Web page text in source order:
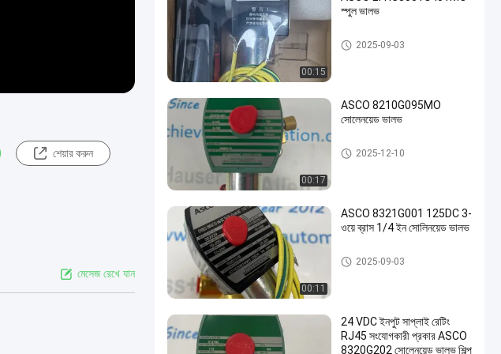
শেয়ার করুন
মেসেজ রেখে যান
00:15
স্পুল ভালভ
এএসসিও সোলিনয়েড ভালভ
2025-09-03
00:17
ASCO 8210G095MO
সোলেনয়েড ভালভ
এএসসিও সোলিনয়েড ভালভ
2025-12-10
00:11
ASCO 8321G001 125DC 3-
ওয়ে ব্রাস 1/4 ইন সোলিনয়েড ভালভ
এএসসিও সোলিনয়েড ভালভ
2025-09-03
24 VDC ইনপুট সাপ্লাই রেটিং
RJ45 সংযোগকারী প্রকার ASCO
8320G202 সোলেনয়েড ভালভ শিল্প